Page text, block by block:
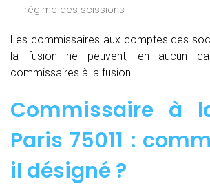
régime des scissions
Les commissaires aux comptes des
la fusion ne peuvent, en aucun
commissaires à la fusion.
Commissaire à
Paris 75011 :
il désigné ?